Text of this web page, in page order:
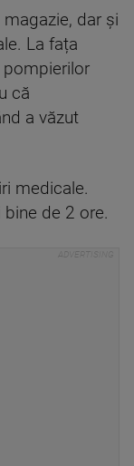
dar și
La fața
pompierilor
că
a văzut
medicale.
de 2 ore.